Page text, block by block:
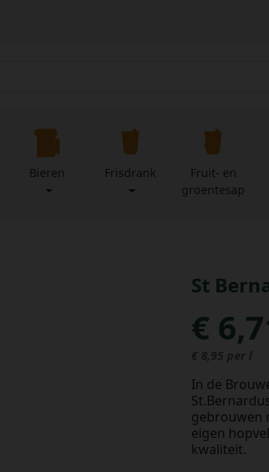
Bieren Frisdrank
Fruit- en
groentesap
St
€
€ 8,95 per l
In de
gebrouwen
eigen
kwaliteit.